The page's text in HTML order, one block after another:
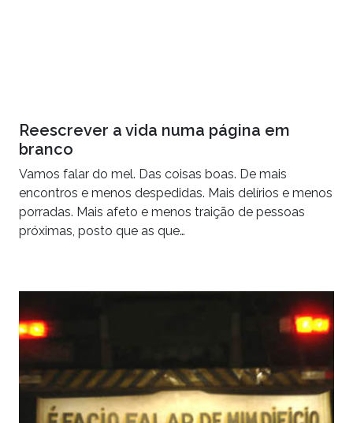
Reescrever a vida numa página em
branco
Vamos falar do mel. Das coisas boas. De mais
encontros e menos despedidas. Mais delírios e menos
porradas. Mais afeto e menos traição de pessoas
próximas, posto que as que…